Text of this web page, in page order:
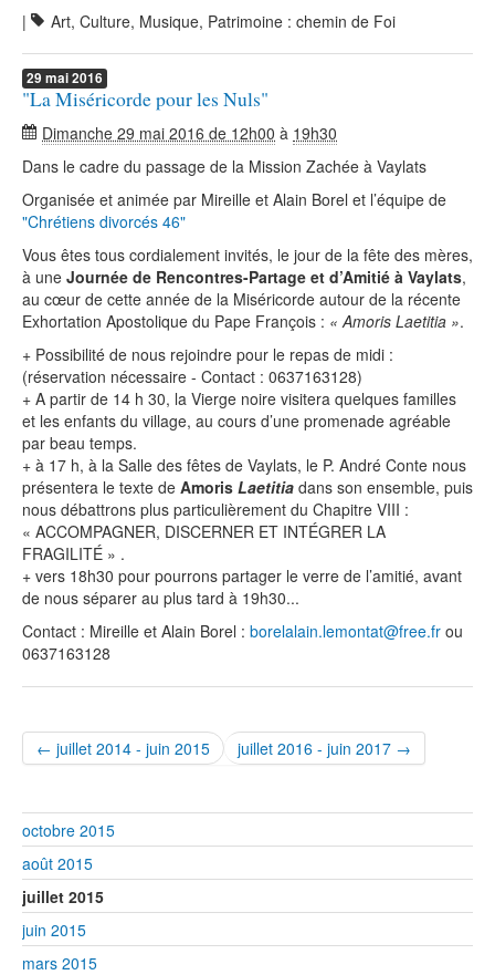
|
Art, Culture, Musique, Patrimoine : chemin de Foi
29 mai2016
"La Miséricorde pour les Nuls"
Dimanche 29 mai 2016 de 12h00 à 19h30
Dans le cadre du passage de la Mission Zachée à Vaylats
Organisée et animée par Mireille et Alain Borel et l’équipe de
"Chrétiens divorcés 46"
Vous êtes tous cordialement invités, le jour de la fête des mères,
à une Journée de Rencontres-Partage et d’Amitié à Vaylats,
au cœur de cette année de la Miséricorde autour de la récente
Exhortation Apostolique du Pape François : « Amoris Laetitia ».
+ Possibilité de nous rejoindre pour le repas de midi :
(réservation nécessaire - Contact : 0637163128)
+ A partir de 14 h 30, la Vierge noire visitera quelques familles
et les enfants du village, au cours d’une promenade agréable
par beau temps.
+ à 17 h, à la Salle des fêtes de Vaylats, le P. André Conte nous
présentera le texte de Amoris Laetitia dans son ensemble, puis
nous débattrons plus particulièrement du Chapitre VIII :
« ACCOMPAGNER, DISCERNER ET INTÉGRER LA
FRAGILITÉ » .
+ vers 18h30 pour pourrons partager le verre de l’amitié, avant
de nous séparer au plus tard à 19h30...
Contact : Mireille et Alain Borel : borelalain.lemontat@free.fr ou
0637163128
← juillet 2014 - juin 2015 juillet 2016 - juin 2017 →
octobre 2015
août 2015
juillet 2015
juin 2015
mars 2015